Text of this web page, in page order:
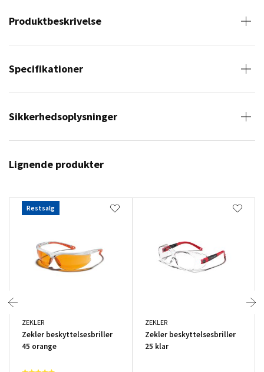
Produktbeskrivelse
Specifikationer
Sikkerhedsoplysninger
Lignende produkter
Restsalg
ZEKLER
Zekler beskyttelsesbriller
45 orange
ZEKLER
Zekler beskyttelsesbriller
25 klar